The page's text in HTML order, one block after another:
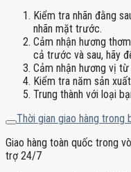
Kiểm tra nhãn đằng
nhãn mặt trước.
Cảm nhận hương
cả trước và sau, hãy
Cảm nhận hương vị từ
Kiểm tra năm sản
Trung thành với loại
Thời gian giao hàng trong
Giao hàng toàn quốc trong
trợ 24/7